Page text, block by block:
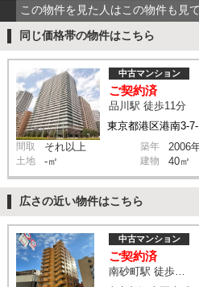
この物件を見た人はこの物件も見
同じ価格帯の物件はこちら
東京都港区港南3-
中古マンション
ご契約済
品川駅 徒歩11分
間取 それ以上 築年 2006
土地 -㎡ 建物 40㎡
広さの近い物件はこちら
中古マンション
ご契約済
南砂町駅 徒歩10分